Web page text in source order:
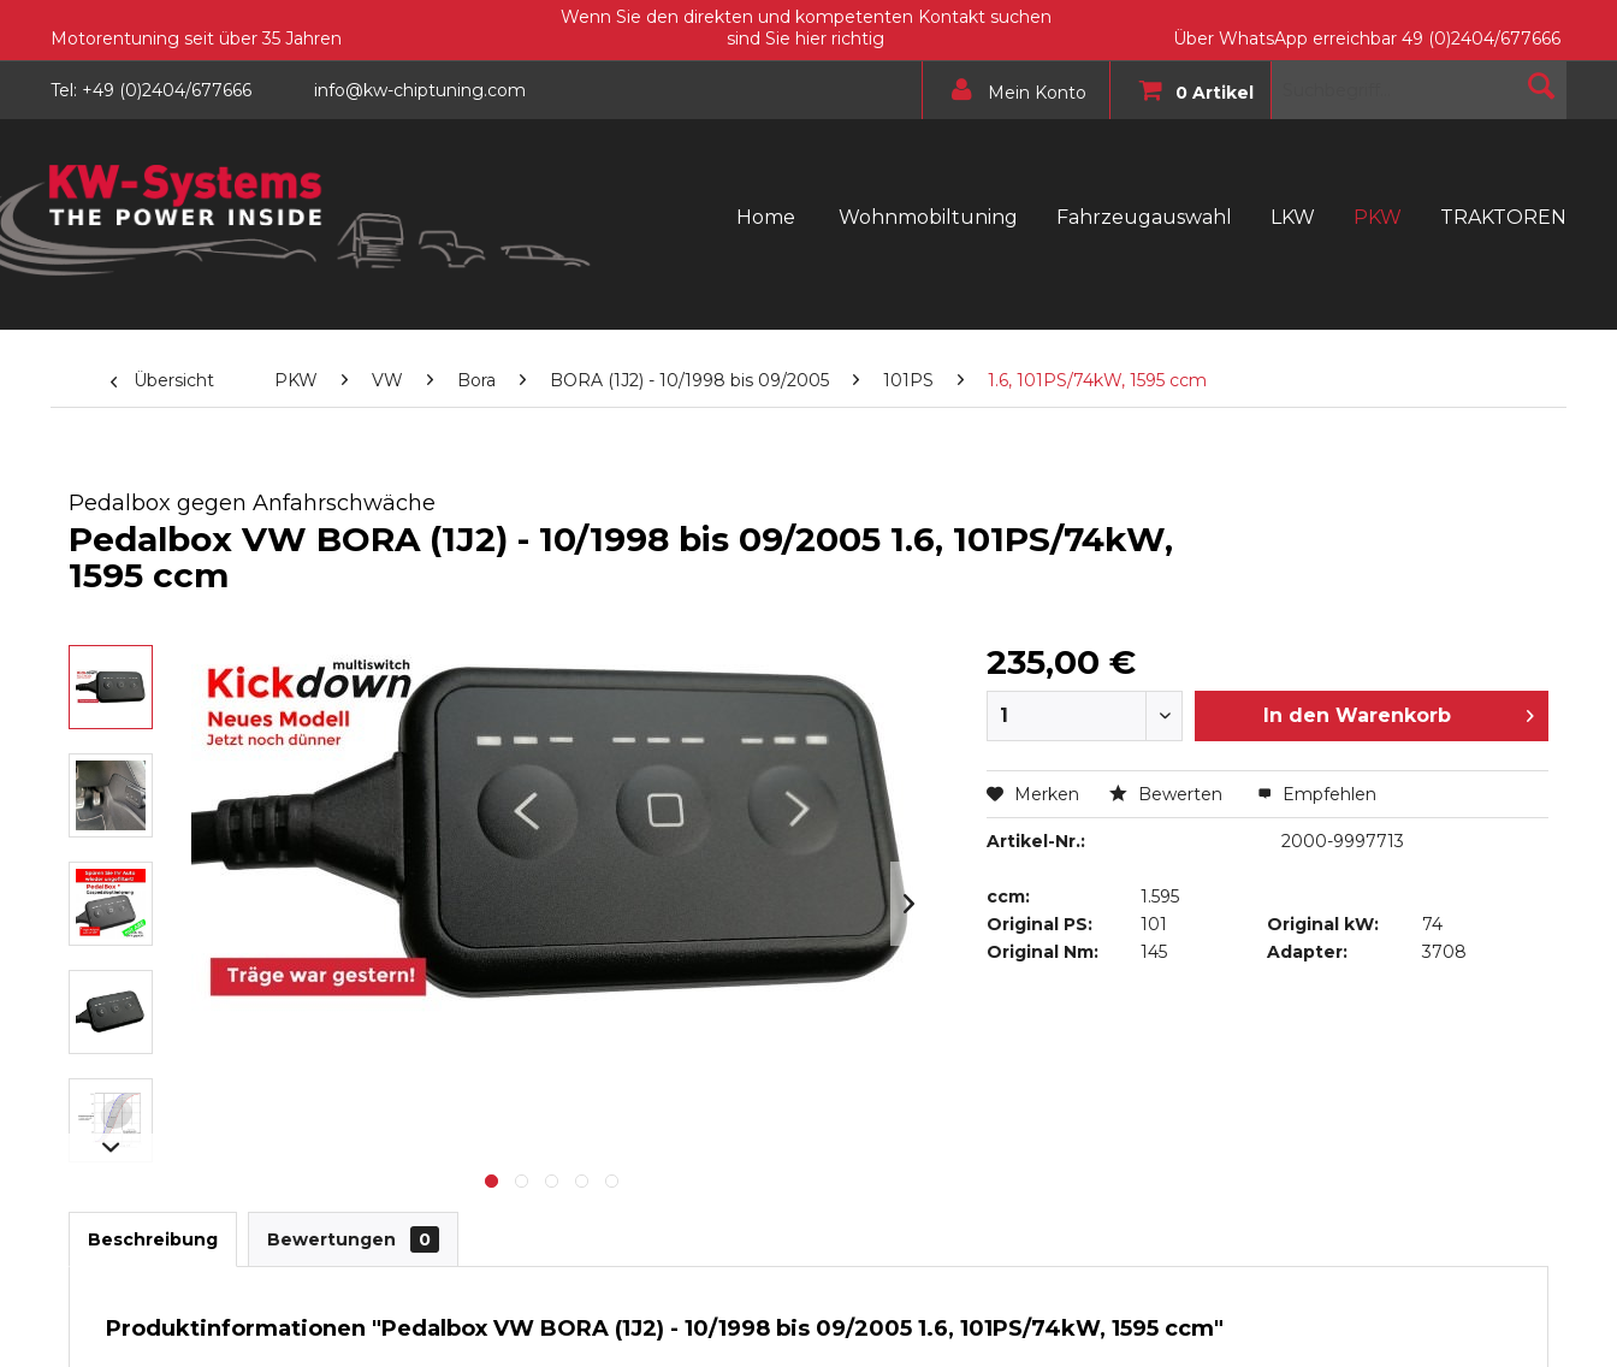
Motorentuning seit über 35 Jahren
Wenn Sie den direkten und kompetenten Kontakt suchen
sind Sie hier richtig
Über WhatsApp erreichbar 49 (0)2404/677666
Tel: +49 (0)2404/677666 info@kw-chiptuning.com Mein Konto 0 Artikel
Home Wohnmobiltuning Fahrzeugauswahl LKW PKW TRAKTOREN
Übersicht PKW VW Bora BORA (1J2) - 10/1998 bis 09/2005 101PS 1.6, 101PS/74kW, 1595 ccm
Pedalbox gegen Anfahrschwäche
Pedalbox VW BORA (1J2) - 10/1998 bis 09/2005 1.6, 101PS/74kW,
1595 ccm
235,00 €
In den Warenkorb
Merken Bewerten Empfehlen
Artikel-Nr.: 2000-9997713
ccm:
1.595
Original PS:
101 Original kW:
74
Original Nm:
145 Adapter: 3708
Beschreibung Bewertungen 0
Produktinformationen "Pedalbox VW BORA (1J2) - 10/1998 bis 09/2005 1.6, 101PS/74kW, 1595 ccm"